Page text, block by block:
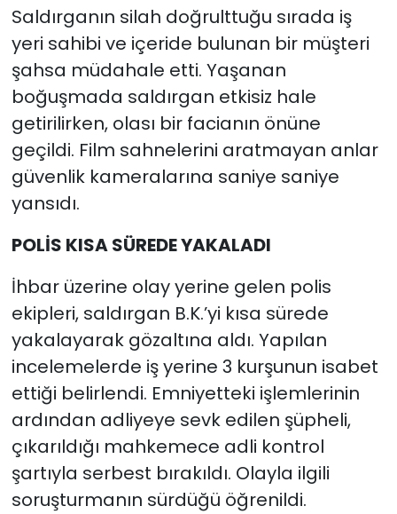
Saldırganın silah doğrulttuğu sırada iş
yeri sahibi ve içeride bulunan bir müşteri
şahsa müdahale etti. Yaşanan
boğuşmada saldırgan etkisiz hale
getirilirken, olası bir facianın önüne
geçildi. Film sahnelerini aratmayan anlar
güvenlik kameralarına saniye saniye
yansıdı.
POLİS KISA SÜREDE YAKALADI
İhbar üzerine olay yerine gelen polis
ekipleri, saldırgan B.K.’yi kısa sürede
yakalayarak gözaltına aldı. Yapılan
incelemelerde iş yerine 3 kurşunun isabet
ettiği belirlendi. Emniyetteki işlemlerinin
ardından adliyeye sevk edilen şüpheli,
çıkarıldığı mahkemece adli kontrol
şartıyla serbest bırakıldı. Olayla ilgili
soruşturmanın sürdüğü öğrenildi.